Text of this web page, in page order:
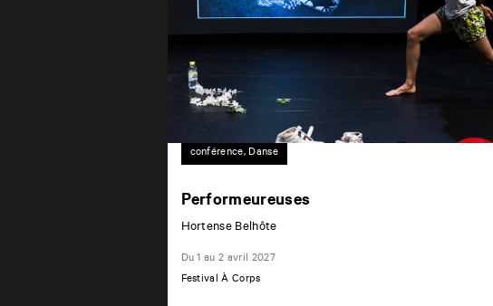
conférence, Danse
Performeureuses
Hortense Belhôte
Du 1 au 2 avril 2027
Festival À Corps